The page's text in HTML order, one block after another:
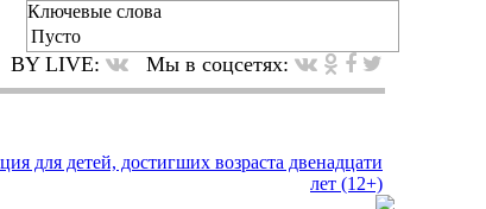
Ключевые слова
Пусто
BY LIVE: Мы в соцсетях: